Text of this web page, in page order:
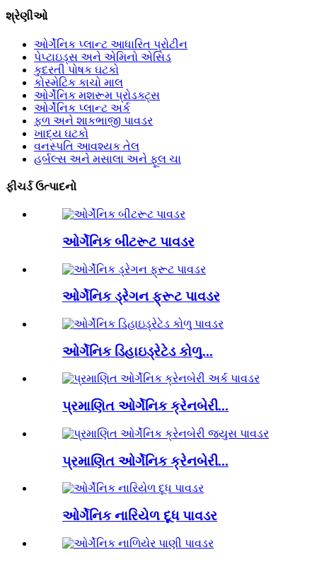
શ્રેણીઓ
ઓર્ગેનિક પ્લાન્ટ આધારિત પ્રોટીન
પેપ્ટાઇડ્સ અને એમિનો એસિડ
કુદરતી પોષક ઘટકો
કોસ્મેટિક કાચો માલ
ઓર્ગેનિક મશરૂમ પ્રોડક્ટ્સ
ઓર્ગેનિક પ્લાન્ટ અર્ક
ફળ અને શાકભાજી પાવડર
ખાદ્ય ઘટકો
વનસ્પતિ આવશ્યક તેલ
હર્બલ્સ અને મસાલા અને ફૂલ ચા
ફીચર્ડ ઉત્પાદનો
ઓર્ગેનિક બીટરૂટ પાવડર
ઓર્ગેનિક ડ્રેગન ફ્રૂટ પાવડર
ઓર્ગેનિક ડિહાઇડ્રેટેડ કોળુ...
પ્રમાણિત ઓર્ગેનિક ક્રેનબેરી...
પ્રમાણિત ઓર્ગેનિક ક્રેનબેરી...
ઓર્ગેનિક નારિયેળ દૂધ પાવડર